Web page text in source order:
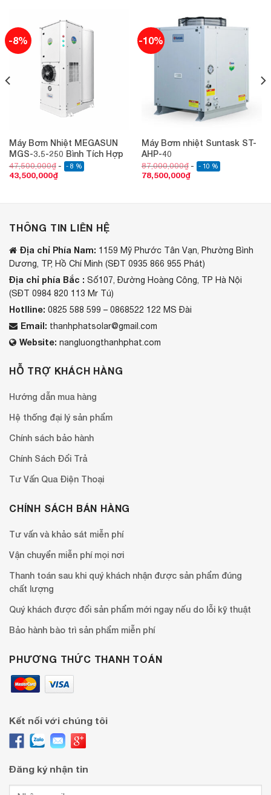
-8%
Máy Bơm Nhiệt MEGASUN
MGS-3.5-250 Bình Tích Hợp
47,500,000₫ - 8 %
43,500,000₫
-10%
Máy Bơm nhiệt Suntask ST-
AHP-40
87,000,000₫ - 10 %
78,500,000₫
THÔNG TIN LIÊN HỆ
Địa chỉ Phía Nam: 1159 Mỹ Phước Tân Vạn, Phường Bình
Dương, TP, Hồ Chí Minh (SĐT 0935 866 955 Phát)
Địa chỉ phía Bắc : Số107, Đường Hoàng Công, TP Hà Nội
(SĐT 0984 820 113 Mr Tú)
Hotlline: 0825 588 599 – 0868522 122 MS Đài
Email: thanhphatsolar@gmail.com
Website: nangluongthanhphat.com
HỖ TRỢ KHÁCH HÀNG
Hướng dẫn mua hàng
Hệ thống đại lý sản phẩm
Chính sách bảo hành
Chính Sách Đổi Trả
Tư Vấn Qua Điện Thoại
CHÍNH SÁCH BÁN HÀNG
Tư vấn và khảo sát miễn phí
Vận chuyển miễn phí mọi nơi
Thanh toán sau khi quý khách nhận được sản phẩm đúng
chất lượng
Quý khách được đổi sản phẩm mới ngay nếu do lỗi kỹ thuật
Bảo hành bào trì sản phẩm miễn phí
PHƯƠNG THỨC THANH TOÁN
Kết nối với chúng tôi
Đăng ký nhận tin